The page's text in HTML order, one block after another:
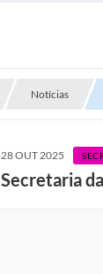
Notícias
28 OUT 2025
Secretaria